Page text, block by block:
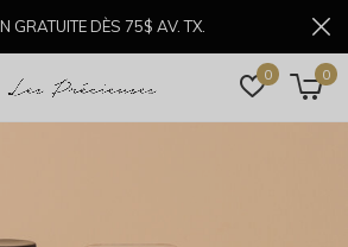
0 0
GRATUITE DÈS 75$ AV. TX.